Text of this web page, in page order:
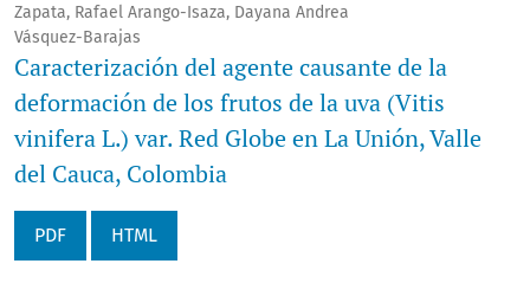
Zapata, Rafael Arango-Isaza, Dayana Andrea
Vásquez-Barajas
Caracterización del agente causante de la
deformación de los frutos de la uva (Vitis
vinifera L.) var. Red Globe en La Unión, Valle
del Cauca, Colombia
PDF HTML